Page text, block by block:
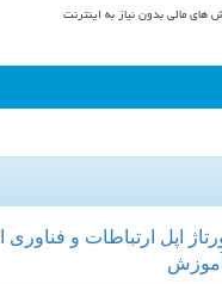
های مالی بدون نیاز به اینترنت
اپل ارتباطات و فناوری
آموزش